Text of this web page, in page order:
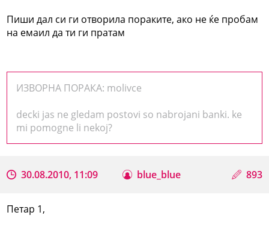
Пиши дал си ги отворила пораките, ако не ќе пробам
на емаил да ти ги пратам
ИЗВОРНА ПОРАКА: molivce
decki jas ne gledam postovi so nabrojani banki. ke
mi pomogne li nekoj?
30.08.2010, 11:09 blue_blue 893
Петар 1,